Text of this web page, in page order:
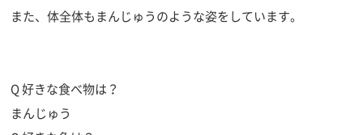
また、体全体もまんじゅうのような姿をしています。
Q 好きな食べ物は？
まんじゅう